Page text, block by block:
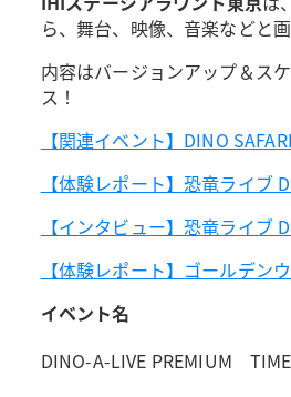
ら、舞台、映像、音楽などと
内容はバージョンアップ＆ス
ス！
【関連イベント】DINO
【体験レポート】恐竜ライブ
【インタビュー】恐竜ライブ
【体験レポート】ゴールデン
イベント名
DINO-A-LIVE PREMIUM